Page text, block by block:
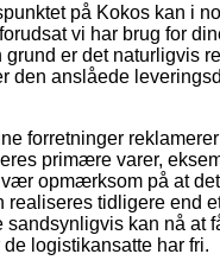
på Kokos kan i
vi har brug for
grund er det naturligvis
den anslåede
forretninger
primære varer,
opmærksom på at
realiseres tidligere end
sandsynligvis kan nå at
logistikansatte har fri.